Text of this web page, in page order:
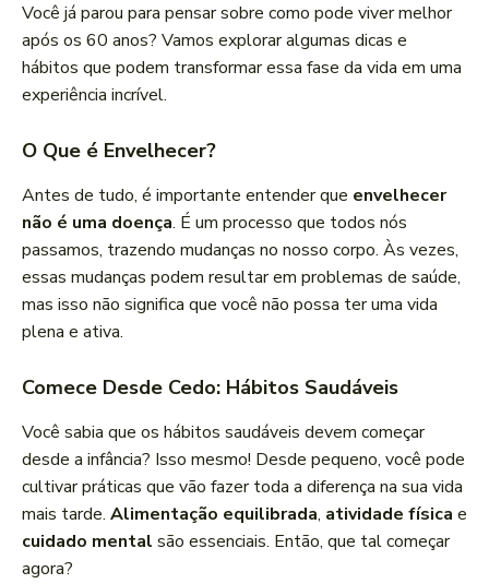
Você já parou para pensar sobre como pode viver melhor
após os 60 anos? Vamos explorar algumas dicas e
hábitos que podem transformar essa fase da vida em uma
experiência incrível.
O Que é Envelhecer?
Antes de tudo, é importante entender que envelhecer
não é uma doença. É um processo que todos nós
passamos, trazendo mudanças no nosso corpo. Às vezes,
essas mudanças podem resultar em problemas de saúde,
mas isso não significa que você não possa ter uma vida
plena e ativa.
Comece Desde Cedo: Hábitos Saudáveis
Você sabia que os hábitos saudáveis devem começar
desde a infância? Isso mesmo! Desde pequeno, você pode
cultivar práticas que vão fazer toda a diferença na sua vida
mais tarde. Alimentação equilibrada, atividade física e
cuidado mental são essenciais. Então, que tal começar
agora?